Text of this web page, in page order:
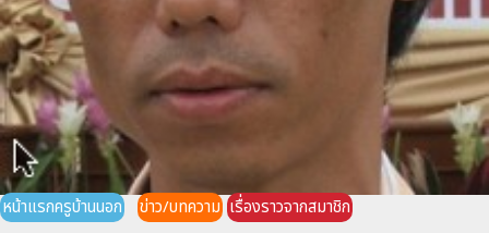
หน้าแรกครูบ้านนอก ข่าว/บทความ เรื่องราวจากสมาชิก